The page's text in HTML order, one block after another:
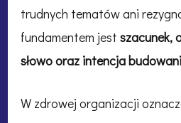
trudnych tematów ani
fundamentem jest szacunek,
słowo oraz intencja
W zdrowej organizacji